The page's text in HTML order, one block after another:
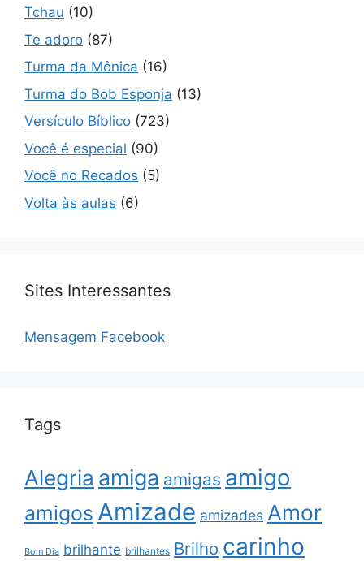
Tchau (10)
Te adoro (87)
Turma da Mônica (16)
Turma do Bob Esponja (13)
Versículo Bíblico (723)
Você é especial (90)
Você no Recados (5)
Volta às aulas (6)
Sites Interessantes
Mensagem Facebook
Tags
Alegria amiga amigas amigo
amigos Amizade amizades Amor
Bom Dia brilhante brilhantes Brilho carinho